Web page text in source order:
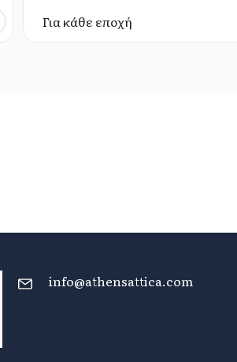
Για κάθε εποχή
info@athensattica.com